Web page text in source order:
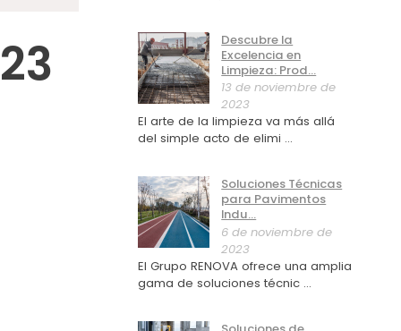
Descubre la
Excelencia en
Limpieza: Prod...
13 de noviembre de
2023
El arte de la limpieza va más allá
del simple acto de elimi ...
Soluciones Técnicas
para Pavimentos
Indu...
6 de noviembre de
2023
El Grupo RENOVA ofrece una amplia
gama de soluciones técnic ...